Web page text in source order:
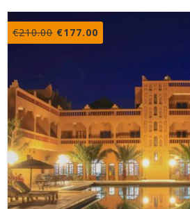
€210.00 Le
prix
€210.00.
€177.00
prix
€177.00.